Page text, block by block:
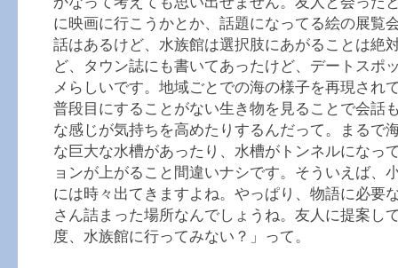
に映画に行こうかとか、話題になってる絵の展覧
話はあるけど、水族館は選択肢にあがることは絶
ど、タウン誌にも書いてあったけど、デートスポ
メらしいです。地域ごとでの海の様子を再現され
普段目にすることがない生き物を見ることで会話
な感じが気持ちを高めたりするんだって。まるで
な巨大な水槽があったり、水槽がトンネルになっ
ョンが上がること間違いナシです。そういえば、
には時々出てきますよね。やっぱり、物語に必要
さん詰まった場所なんでしょうね。友人に提案し
度、水族館に行ってみない？」って。